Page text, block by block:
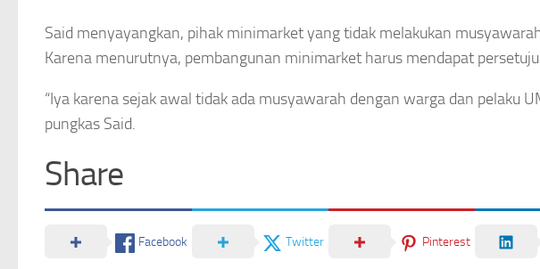
Said menyayangkan, pihak minimarket yang tidak melakukan
Karena menurutnya, pembangunan minimarket harus mendapat
“Iya karena sejak awal tidak ada musyawarah dengan warga dan pelaku
pungkas Said.
Share
Facebook Twitter Pinterest